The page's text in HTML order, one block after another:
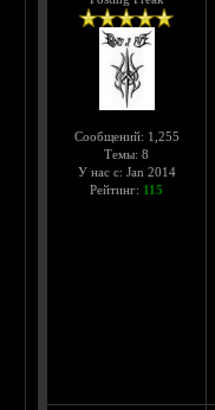
Сообщений: 1,255
Темы: 8
У нас с: Jan 2014
Рейтинг: 115